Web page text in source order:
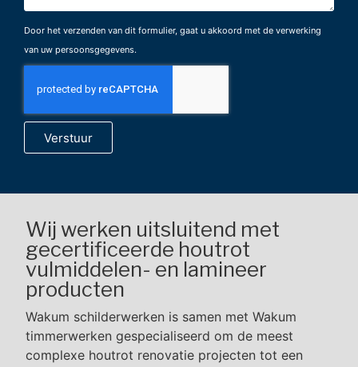
Door het verzenden van dit formulier, gaat u akkoord met de verwerking
van uw persoonsgegevens.
Verstuur
Wij werken uitsluitend met
gecertificeerde houtrot
vulmiddelen- en lamineer
producten
Wakum schilderwerken is samen met Wakum
timmerwerken gespecialiseerd om de meest
complexe houtrot renovatie projecten tot een